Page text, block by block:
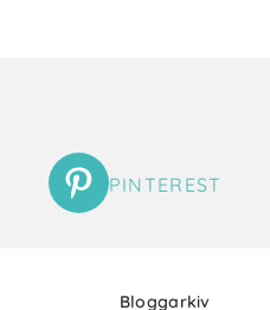
PINTEREST
Bloggarkiv